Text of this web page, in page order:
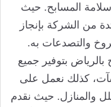
المسابح. حيث
من الشركة بإنجاز
والتصدعات به.
بتوفير جميع
كذلك نعمل على
والمنازل. حيث نقدم